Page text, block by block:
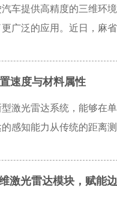
车提供高精度的三维环
广泛的应用。近日，麻
提下，成功解决了芯片
《自然·通讯》上。
速度与材料属性
激光雷达系统，能够在
感知能力从传统的距离
研究发表于新一期《光
激光雷达模块，赋能